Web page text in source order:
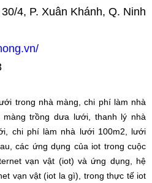
4, P. Xuân Khánh, Q. Ninh
trong nhà màng, chi phí làm nhà
màng trồng dưa lưới, thanh lý nhà
chi phí làm nhà lưới 100m2, lưới
các ứng dụng của iot trong cuộc
vạn vật (iot) và ứng dụng, hệ
vạn vật (iot la gì), trong thực tế iot